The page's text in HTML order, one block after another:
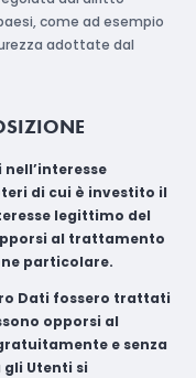
come ad esempio
adottate dal
di cui è investito il
legittimo del
al trattamento
particolare.
Dati fossero trattati
opporsi al
e senza
Utenti si